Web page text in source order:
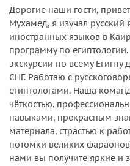
Дорогие наши гости,
Мухамед, я изучал русский
иностранных языков в
программу по
экскурсии по всему Египту
СНГ. Работаю с
египтологами. Наша
чёткостью,
навыками, прекрасным
материала, страстью к
потомки великих
нами вы получите яркие и